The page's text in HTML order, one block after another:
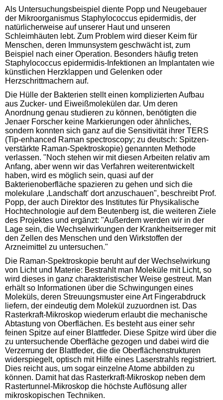
Als Untersuchungsbeispiel diente Popp und Neugebauer
der Mikroorganismus Staphylococcus epidermidis, der
natürlicherweise auf unserer Haut und unseren
Schleimhäuten lebt. Zum Problem wird dieser Keim für
Menschen, deren Immunsystem geschwächt ist, zum
Beispiel nach einer Operation. Besonders häufig treten
Staphylococcus epidermidis-Infektionen an Implantaten wie
künstlichen Herzklappen und Gelenken oder
Herzschrittmachern auf.
Die Hülle der Bakterien stellt einen komplizierten Aufbau
aus Zucker- und Eiweißmolekülen dar. Um deren
Anordnung genau studieren zu können, benötigten die
Jenaer Forscher keine Markierungen oder ähnliches,
sondern konnten sich ganz auf die Sensitivität ihrer TERS
(Tip-enhanced Raman spectroscopy; zu deutsch: Spitzen-
verstärkte Raman-Spektroskopie) genannten Methode
verlassen. "Noch stehen wir mit diesen Arbeiten relativ am
Anfang, aber wenn wir das Verfahren weiterentwickelt
haben, wird es möglich sein, quasi auf der
Bakterienoberfläche spazieren zu gehen und sich die
molekulare ,Landschaft' dort anzuschauen", beschreibt Prof.
Popp, der auch Direktor des Institutes für Physikalische
Hochtechnologie auf dem Beutenberg ist, die weiteren Ziele
des Projektes und ergänzt: "Außerdem werden wir in der
Lage sein, die Wechselwirkungen der Krankheitserreger mit
den Zellen des Menschen und den Wirkstoffen der
Arzneimittel zu untersuchen."
Die Raman-Spektroskopie beruht auf der Wechselwirkung
von Licht und Materie: Bestrahlt man Moleküle mit Licht, so
wird dieses in ganz charakteristischer Weise gestreut. Man
erhält so Informationen über die Schwingungen eines
Moleküls, deren Streuungsmuster eine Art Fingerabdruck
liefern, der eindeutig dem Molekül zuzuordnen ist. Das
Rasterkraft-Mikroskop wiederum erlaubt die mechanische
Abtastung von Oberflächen. Es besteht aus einer sehr
feinen Spitze auf einer Blattfeder. Diese Spitze wird über die
zu untersuchende Oberfläche gezogen und dabei wird die
Verzerrung der Blattfeder, die die Oberflächenstrukturen
widerspiegelt, optisch mit Hilfe eines Laserstrahls registriert.
Dies reicht aus, um sogar einzelne Atome abbilden zu
können. Damit hat das Rasterkraft-Mikroskop neben dem
Rastertunnel-Mikroskop die höchste Auflösung aller
mikroskopischen Techniken.